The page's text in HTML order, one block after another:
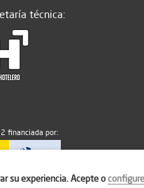
técnica:
financiada por:
su experiencia. Acepte oconfigure